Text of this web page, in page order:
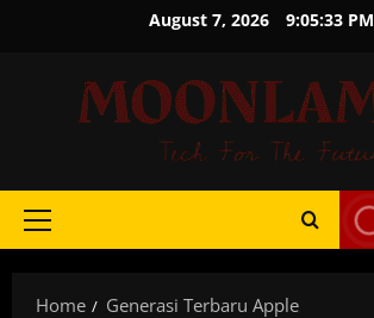
August 7, 2026 9:05:33 PM
Primary
Home Generasi Terbaru Apple